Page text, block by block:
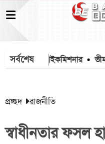
সর্বশেষ
ভারতীয় হাইকমিশনার
প্রচ্ছদ রাজনীতি
স্বাধীনতার ফসল